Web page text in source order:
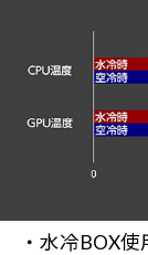
・水冷BOX